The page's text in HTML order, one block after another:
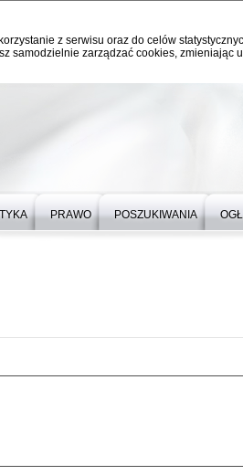
z serwisu oraz do celów
samodzielnie zarządzać cookies,
PRAWO POSZUKIWANIA